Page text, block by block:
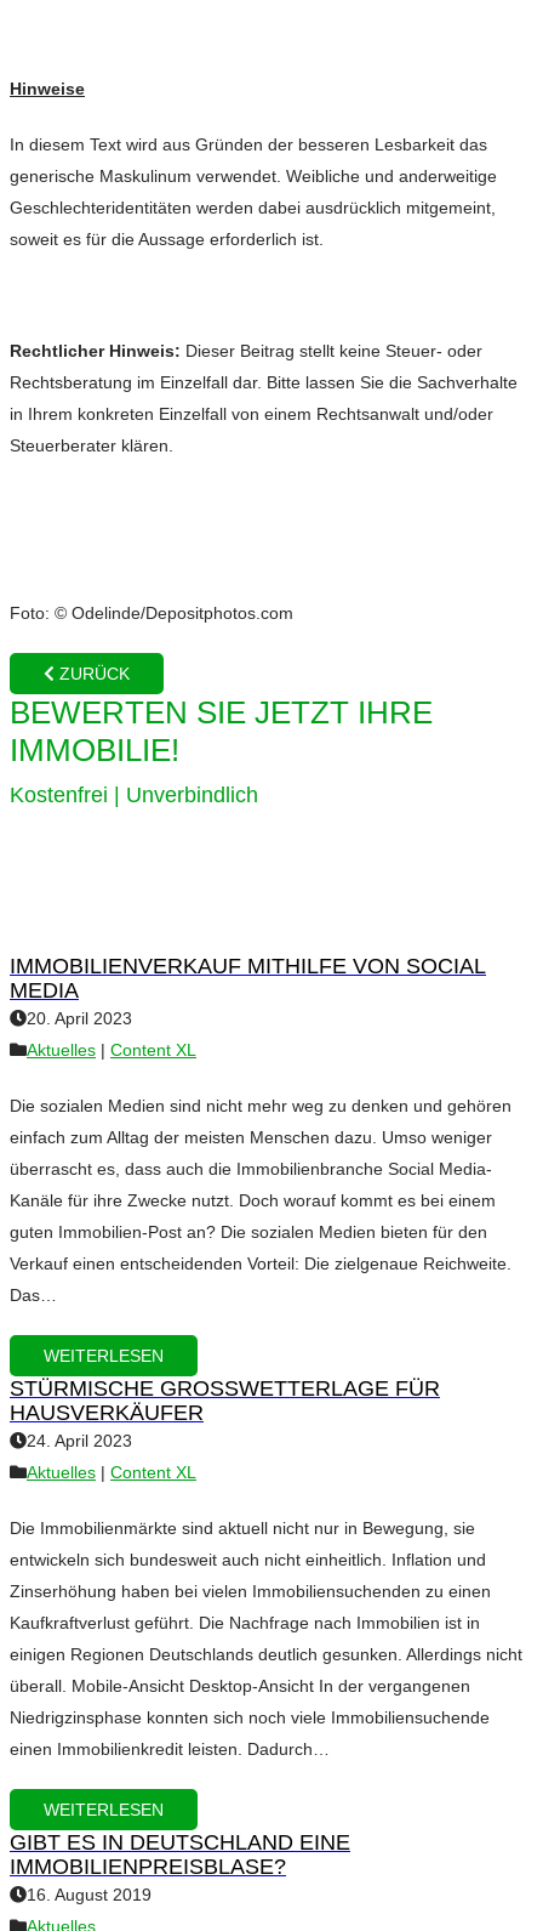
Hinweise
In diesem Text wird aus Gründen der besseren Lesbarkeit das
generische Maskulinum verwendet. Weibliche und anderweitige
Geschlechteridentitäten werden dabei ausdrücklich mitgemeint,
soweit es für die Aussage erforderlich ist.
Rechtlicher Hinweis: Dieser Beitrag stellt keine Steuer- oder
Rechtsberatung im Einzelfall dar. Bitte lassen Sie die Sachverhalte
in Ihrem konkreten Einzelfall von einem Rechtsanwalt und/oder
Steuerberater klären.
Foto: © Odelinde/Depositphotos.com
ZURÜCK
BEWERTEN SIE JETZT IHRE
IMMOBILIE!
Kostenfrei | Unverbindlich
IMMOBILIENVERKAUF MITHILFE VON SOCIAL
MEDIA
20. April 2023
Aktuelles | Content XL
Die sozialen Medien sind nicht mehr weg zu denken und gehören
einfach zum Alltag der meisten Menschen dazu. Umso weniger
überrascht es, dass auch die Immobilienbranche Social Media-
Kanäle für ihre Zwecke nutzt. Doch worauf kommt es bei einem
guten Immobilien-Post an? Die sozialen Medien bieten für den
Verkauf einen entscheidenden Vorteil: Die zielgenaue Reichweite.
Das…
WEITERLESEN
STÜRMISCHE GROSSWETTERLAGE FÜR H
AUSVERKÄUFER
24. April 2023
Aktuelles | Content XL
Die Immobilienmärkte sind aktuell nicht nur in Bewegung, sie
entwickeln sich bundesweit auch nicht einheitlich. Inflation und
Zinserhöhung haben bei vielen Immobiliensuchenden zu einen
Kaufkraftverlust geführt. Die Nachfrage nach Immobilien ist in
einigen Regionen Deutschlands deutlich gesunken. Allerdings nicht
überall. Mobile-Ansicht Desktop-Ansicht In der vergangenen
Niedrigzinsphase konnten sich noch viele Immobiliensuchende
einen Immobilienkredit leisten. Dadurch…
WEITERLESEN
GIBT ES IN DEUTSCHLAND EINE
IMMOBILIENPREISBLASE?
16. August 2019
Aktuelles